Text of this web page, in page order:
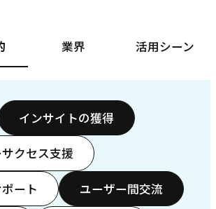
業界 活用シーン
インサイトの獲得
クセス支援
ート ユーザー間交流